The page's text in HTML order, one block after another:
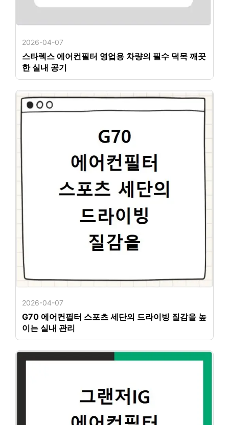
2026-04-07
스타렉스 에어컨필터 영업용 차량의 필수 덕목 깨끗
한 실내 공기
2026-04-07
G70 에어컨필터 스포츠 세단의 드라이빙 질감을 높
이는 실내 관리